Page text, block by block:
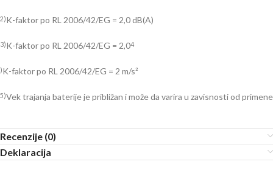
2)K-faktor po RL 2006/42/EG = 2,0 dB(A)
3)K-faktor po RL 2006/42/EG = 2,04
)K-faktor po RL 2006/42/EG = 2 m/s²
5)Vek trajanja baterije je približan i može da varira u zavisnosti od primene
Recenzije (0)
Deklaracija